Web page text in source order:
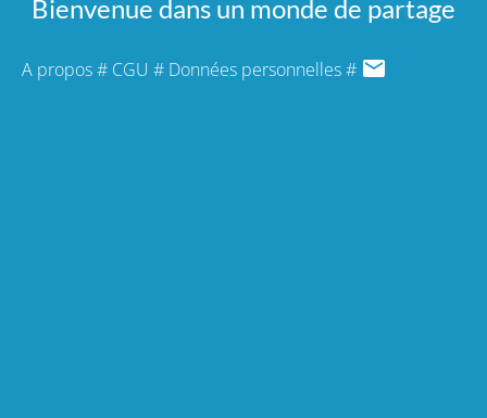
Bienvenue dans un monde de partage
A propos# CGU # Données personnelles#